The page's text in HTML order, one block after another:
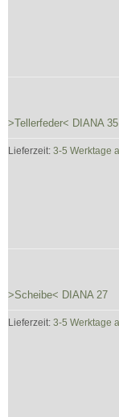
>Tellerfeder< DIANA 35
Lieferzeit: 3-5 Werktage
>Scheibe< DIANA 27
Lieferzeit: 3-5 Werktage